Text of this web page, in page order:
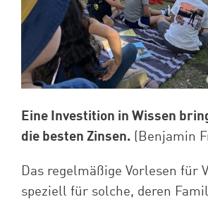
Eine Investition in Wissen
die besten Zinsen.(Benjamin
Das regelmäßige Vorlesen für
speziell für solche, deren